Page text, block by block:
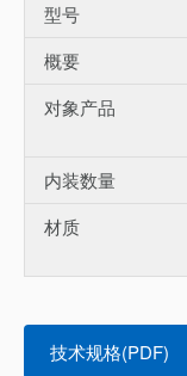
型号
概要
对象产品
内装数量
材质
技术规格(PDF)